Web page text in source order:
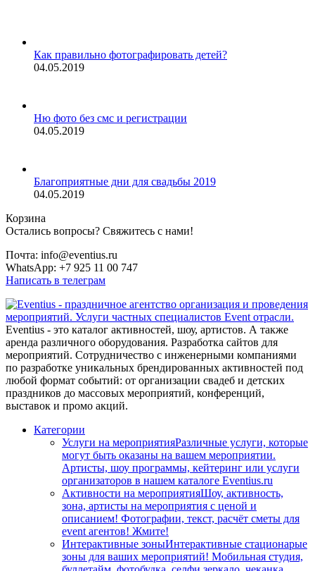
Как правильно фотографировать детей?
04.05.2019
Ню фото без смс и регистрации
04.05.2019
Благоприятные дни для свадьбы 2019
04.05.2019
Корзина
Остались вопросы? Свяжитесь с нами!
Почта: info@eventius.ru
WhatsApp: +7 925 11 00 747
Написать в телеграм
Eventius - это каталог активностей, шоу, артистов. А также
аренда различного оборудования. Разработка сайтов для
мероприятий. Сотрудничество с инженерными компаниями
по разработке уникальных брендированных активностей под
любой формат событий: от организации свадеб и детских
праздников до массовых мероприятий, конференций,
выставок и промо акций.
Категории
Услуги на мероприятияРазличные услуги, которые
могут быть оказаны на вашем мероприятии.
Артисты, шоу программы, кейтеринг или услуги
организаторов в нашем каталоге Eventius.ru
Активности на мероприятияШоу, активность,
зона, артисты на мероприятия с ценой и
описанием! Фотографии, текст, расчёт сметы для
event агентов! Жмите!
Интерактивные зоныИнтерактивные стационарые
зоны для ваших мероприятий! Мобильная студия,